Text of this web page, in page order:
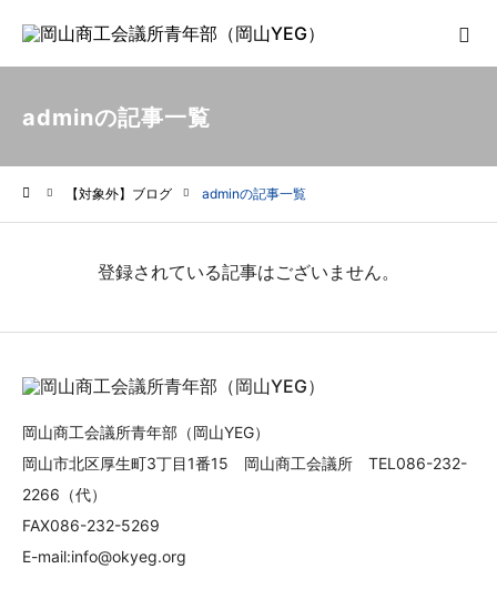
adminの記事一覧
【対象外】ブログ adminの記事一覧
登録されている記事はございません。
岡山商工会議所青年部（岡山YEG）
岡山市北区厚生町3丁目1番15 岡山商工会議所 TEL086-232-
2266（代）
FAX086-232-5269
E-mail:info@okyeg.org